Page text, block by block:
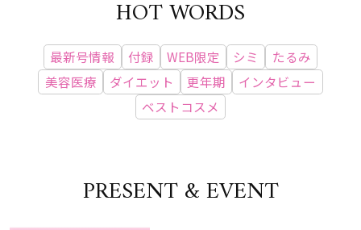
HOT WORDS
最新号情報 付録 WEB限定 シミ
たるみ
美容医療
ダイエット 更年期
インタビュー
ベストコスメ
PRESENT & EVENT